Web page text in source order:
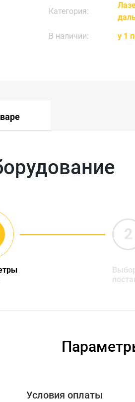
Категория:
В наличии:
у 1
Условия оплаты